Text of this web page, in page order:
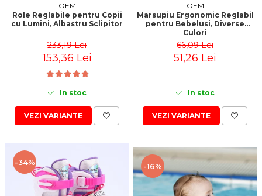
OEM
Role Reglabile pentru Copii
cu Lumini, Albastru Sclipitor
233,19 Lei
153,36 Lei
In stoc
VEZI VARIANTE
OEM
Marsupiu Ergonomic Reglabil
pentru Bebelusi, Diverse
Culori
66,09 Lei
51,26 Lei
In stoc
VEZI VARIANTE
-34% -16%